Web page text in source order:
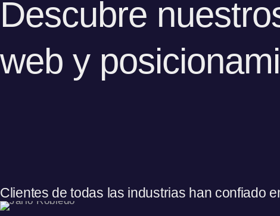
Descubre
web y
Clientes de todas las industrias han confiado